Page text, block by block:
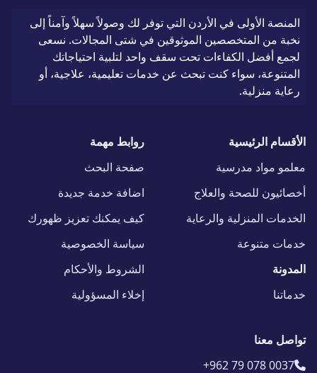
المنصة الأولى في الأردن التي توفر لك وصولاً سهلاً وآمناً إلى
نخبة من المتخصصين الموثوقين في شتى المجالات. نسعى
لجمع أفضل الكفاءات تحت سقف واحد لتلبية احتياجاتك
المتنوعة، سواء كنت تبحث عن خدمات تعليمية، علاجية، أو
رعاية منزلية.
الأقسام الرئيسية
معلمو مواد مدرسية
أخصائيون للصحة والعلاج
الخدمات المنزلية والرعاية
خدمات متنوعة
المدونة
خدماتنا
روابط مهمة
صفحة البحث
اضافة خدمة جديدة
كيف يمكنك تعزيز ظهورك
سياسة الخصوصية
الشروط والأحكام
إخلاء المسؤولية
تواصل معنا
+962 79 078 0037